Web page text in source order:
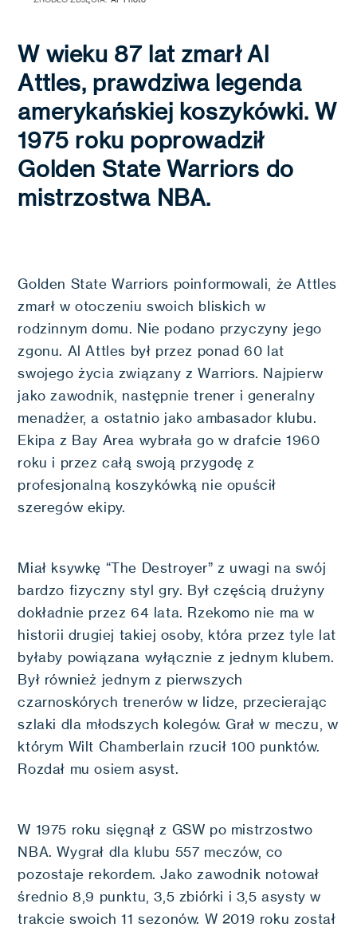
W wieku 87 lat zmarł Al
Attles, prawdziwa legenda
amerykańskiej koszykówki. W
1975 roku poprowadził
Golden State Warriors do
mistrzostwa NBA.
Golden State Warriors poinformowali, że Attles
zmarł w otoczeniu swoich bliskich w
rodzinnym domu. Nie podano przyczyny jego
zgonu. Al Attles był przez ponad 60 lat
swojego życia związany z Warriors. Najpierw
jako zawodnik, następnie trener i generalny
menadżer, a ostatnio jako ambasador klubu.
Ekipa z Bay Area wybrała go w drafcie 1960
roku i przez całą swoją przygodę z
profesjonalną koszykówką nie opuścił
szeregów ekipy.
Miał ksywkę “The Destroyer” z uwagi na swój
bardzo fizyczny styl gry. Był częścią drużyny
dokładnie przez 64 lata. Rzekomo nie ma w
historii drugiej takiej osoby, która przez tyle lat
byłaby powiązana wyłącznie z jednym klubem.
Był również jednym z pierwszych
czarnoskórych trenerów w lidze, przecierając
szlaki dla młodszych kolegów. Grał w meczu, w
którym Wilt Chamberlain rzucił 100 punktów.
Rozdał mu osiem asyst.
W 1975 roku sięgnął z GSW po mistrzostwo
NBA. Wygrał dla klubu 557 meczów, co
pozostaje rekordem. Jako zawodnik notował
średnio 8,9 punktu, 3,5 zbiórki i 3,5 asysty w
trakcie swoich 11 sezonów. W 2019 roku został